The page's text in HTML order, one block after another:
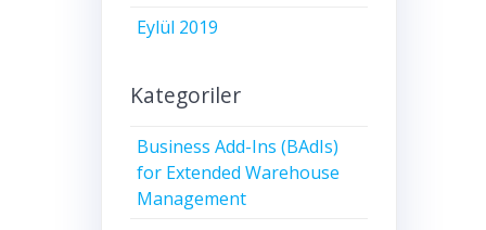
Eylül 2019
Kategoriler
Business Add-Ins (BAdIs)
for Extended Warehouse
Management